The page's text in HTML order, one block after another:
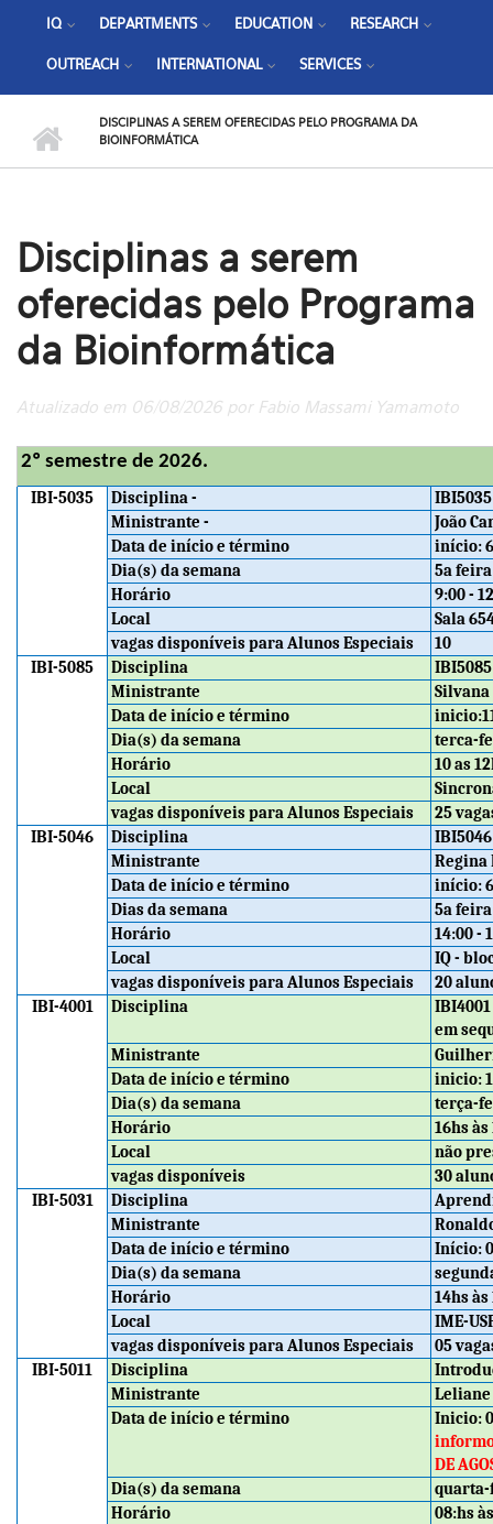
IQ DEPARTMENTS EDUCATION RESEARCH
OUTREACH INTERNATIONAL SERVICES
DISCIPLINAS A SEREM OFERECIDAS PELO PROGRAMA DA
BIOINFORMÁTICA
Disciplinas a serem
oferecidas pelo Programa
da Bioinformática
Atualizado em 06/08/2026 por Fabio Massami Yamamoto
2º semestre de 2026.
IBI-5035 Disciplina -
Ministrante -
João
Data de início e término
início:
Dia(s) da semana
5a feira
Horário
9:00 -
Local
Sala
vagas disponíveis para Alunos Especiais
10
IBI-5085
Disciplina
Ministrante
Data de início e término
Dia(s) da semana
terca-
Horário
10 as
Local
vagas disponíveis para Alunos Especiais
25
IBI-5046
Disciplina
Ministrante
Regina
Data de início e término
início:
Dias da semana
5a feira
Horário
14:00 -
Local
IQ -
vagas disponíveis para Alunos Especiais
20
IBI-4001
Disciplina
em
Ministrante
Data de início e término
inicio:
Dia(s) da semana
terça-
Horário
16hs às
Local
não
vagas disponíveis
30
IBI-5031
Disciplina
Ministrante
Data de início e término
Início:
Dia(s) da semana
Horário
14hs às
Local
IME-
vagas disponíveis para Alunos Especiais
05
IBI-5011
Disciplina
Ministrante
Leliane
Data de início e término
Inicio:
DE
Dia(s) da semana
Horário
08:hs